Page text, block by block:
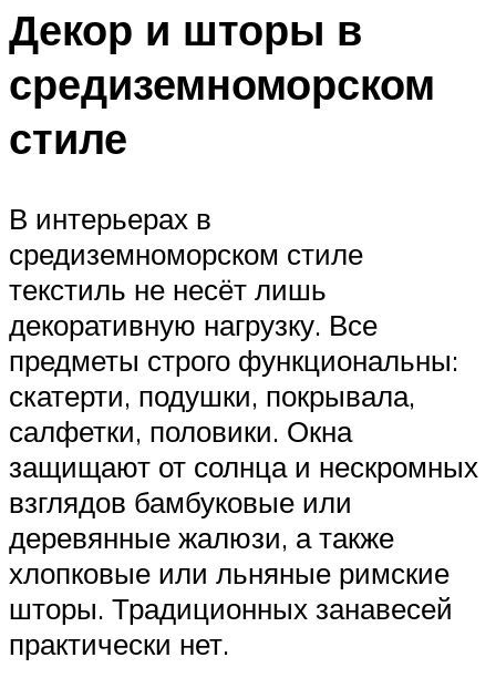
Декор и шторы в
средиземноморском
стиле
В интерьерах в
средиземноморском стиле
текстиль не несёт лишь
декоративную нагрузку. Все
предметы строго функциональны:
скатерти, подушки, покрывала,
салфетки, половики. Окна
защищают от солнца и нескромных
взглядов бамбуковые или
деревянные жалюзи, а также
хлопковые или льняные римские
шторы. Традиционных занавесей
практически нет.